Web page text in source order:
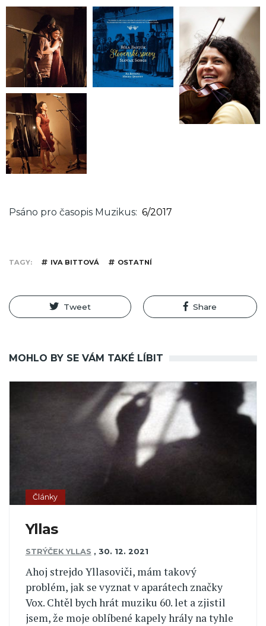
Psáno pro časopis Muzikus 6/2017
TAGY IVA BITTOVÁ OSTATNÍ
Tweet Share
MOHLO BY SE VÁM TAKÉ LÍBIT
Články
Yllas
STRÝČEK YLLAS , 30. 12. 2021
Ahoj strejdo Yllasoviči, mám takový
problém, jak se vyznat v aparátech značky
Vox. Chtěl bych hrát muziku 60. let a zjistil
jsem, že moje oblíbené kapely hrály na tyhle